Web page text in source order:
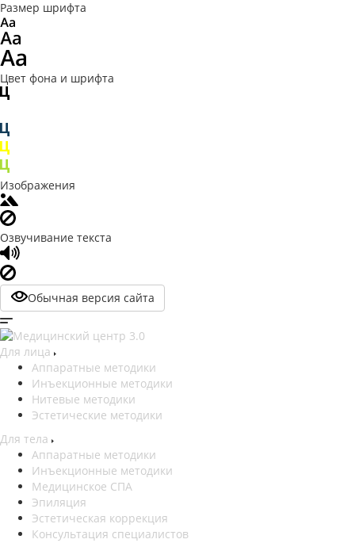
Размер шрифта
Цвет фона и шрифта
Изображения
Озвучивание текста
Обычная версия сайта
Для лица
Аппаратные методики
Инъекционные методики
Нитевые методики
Эстетические методики
Для тела
Аппаратные методики
Инъекционные методики
Медицинское СПА
Эпиляция
Эстетическая коррекция
Консультация специалистов